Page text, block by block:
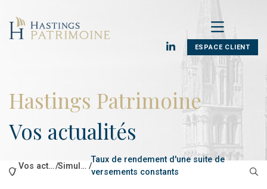
ESPACE CLIENT
Hastings Patrimoine
Vos actualités
/
Vos actualités/ Simulateurs /
Taux de rendement d'une suite de
versements constants